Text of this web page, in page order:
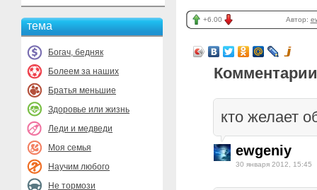
тема
Богач, бедняк
Болеем за наших
Братья меньшие
Здоровье или жизнь
Леди и медведи
Моя семья
Научим любого
Не тормози
+6.00 Автор:
кто желает
ewgeniy
30 января 2012, 15:45